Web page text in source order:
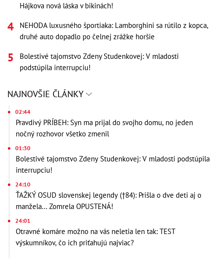
Hájkova nová láska v bikinách!
NEHODA luxusného športiaka: Lamborghini sa rútilo z kopca,
druhé auto dopadlo po čelnej zrážke horšie
Bolestivé tajomstvo Zdeny Studenkovej: V mladosti
podstúpila interrupciu!
NAJNOVŠIE ČLÁNKY
02:44
Pravdivý PRÍBEH: Syn ma prijal do svojho domu, no jeden
nočný rozhovor všetko zmenil
01:30
Bolestivé tajomstvo Zdeny Studenkovej: V mladosti podstúpila
interrupciu!
24:10
ŤAŽKÝ OSUD slovenskej legendy (†84): Prišla o dve deti aj o
manžela... Zomrela OPUSTENÁ!
24:01
Otravné komáre možno na vás neletia len tak: TEST
výskumníkov, čo ich priťahujú najviac?